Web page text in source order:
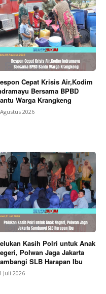
Siap Kawal Polres
Hukum Dugaan
Tanah Tanggul Milik
Cepat Krisis Air,Kodim
Bersama BPBD
Warga Krangkeng
2026
Kasih Polri untuk Anak
Polwan Jaga Jakarta
SLB Harapan Ibu
Juli 2026